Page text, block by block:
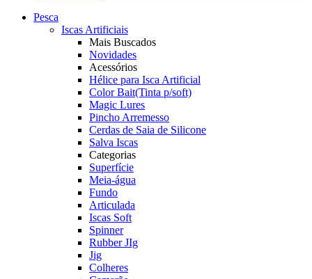
Pesca
Iscas Artificiais
Mais Buscados
Novidades
Acessórios
Hélice para Isca Artificial
Color Bait(Tinta p/soft)
Magic Lures
Pincho Arremesso
Cerdas de Saia de Silicone
Salva Iscas
Categorias
Superfície
Meia-água
Fundo
Articulada
Iscas Soft
Spinner
Rubber JIg
Jig
Colheres